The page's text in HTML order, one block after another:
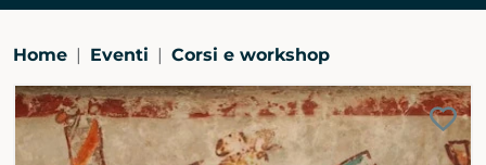
Home Eventi Corsi e workshop
Ingrandisci
immagine
alla